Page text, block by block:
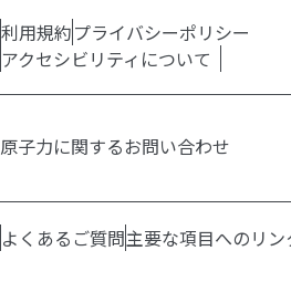
利用規約プライバシーポリシー
アクセシビリティについて
原子力に関するお問い合わせ
よくあるご質問主要な項目へのリン